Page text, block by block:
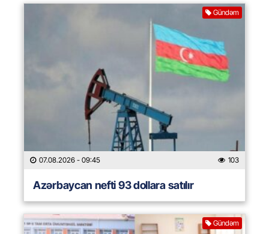
Gündəm
07.08.2026 - 09:45 103
Azərbaycan nefti 93 dollara satılır
Gündəm